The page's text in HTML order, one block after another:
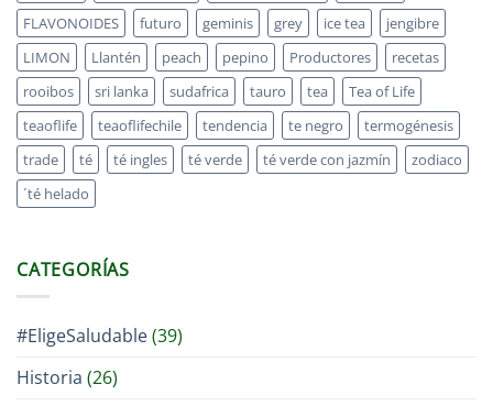
FLAVONOIDES
futuro geminis grey ice tea
jengibre
LIMON
Llantén peach pepino Productores
recetas
rooibos
sri lanka sudafrica tauro tea
Tea of Life
teaoflife
teaoflifechile tendencia te negro
termogénesis
trade
té té ingles té verde té verde con jazmín
zodiaco
´té helado
CATEGORÍAS
#EligeSaludable(39)
Historia (26)